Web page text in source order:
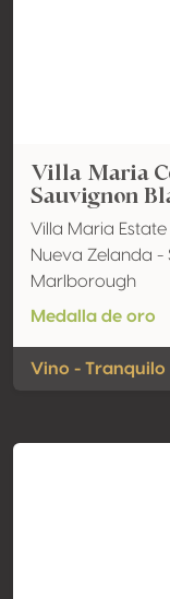
Villa Maria
Sauvignon
Villa Maria Estate
Nueva Zelanda -
Marlborough
Medalla de oro
Vino - Tranquilo